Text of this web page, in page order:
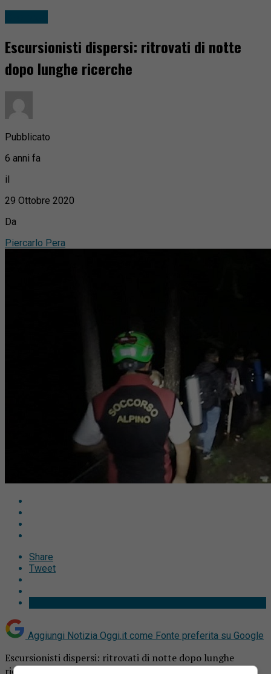
Escursionisti dispersi: ritrovati di notte
dopo lunghe ricerche
Pubblicato
6 anni fa
il
29 Ottobre 2020
Da
Piercarlo Pera
Share
Tweet
Aggiungi Notizia Oggi.it come Fonte preferita su Google
Escursionisti dispersi: ritrovati di notte dopo lunghe
ricerche. Due svizzeri 35enni recuperati in Val Grande.